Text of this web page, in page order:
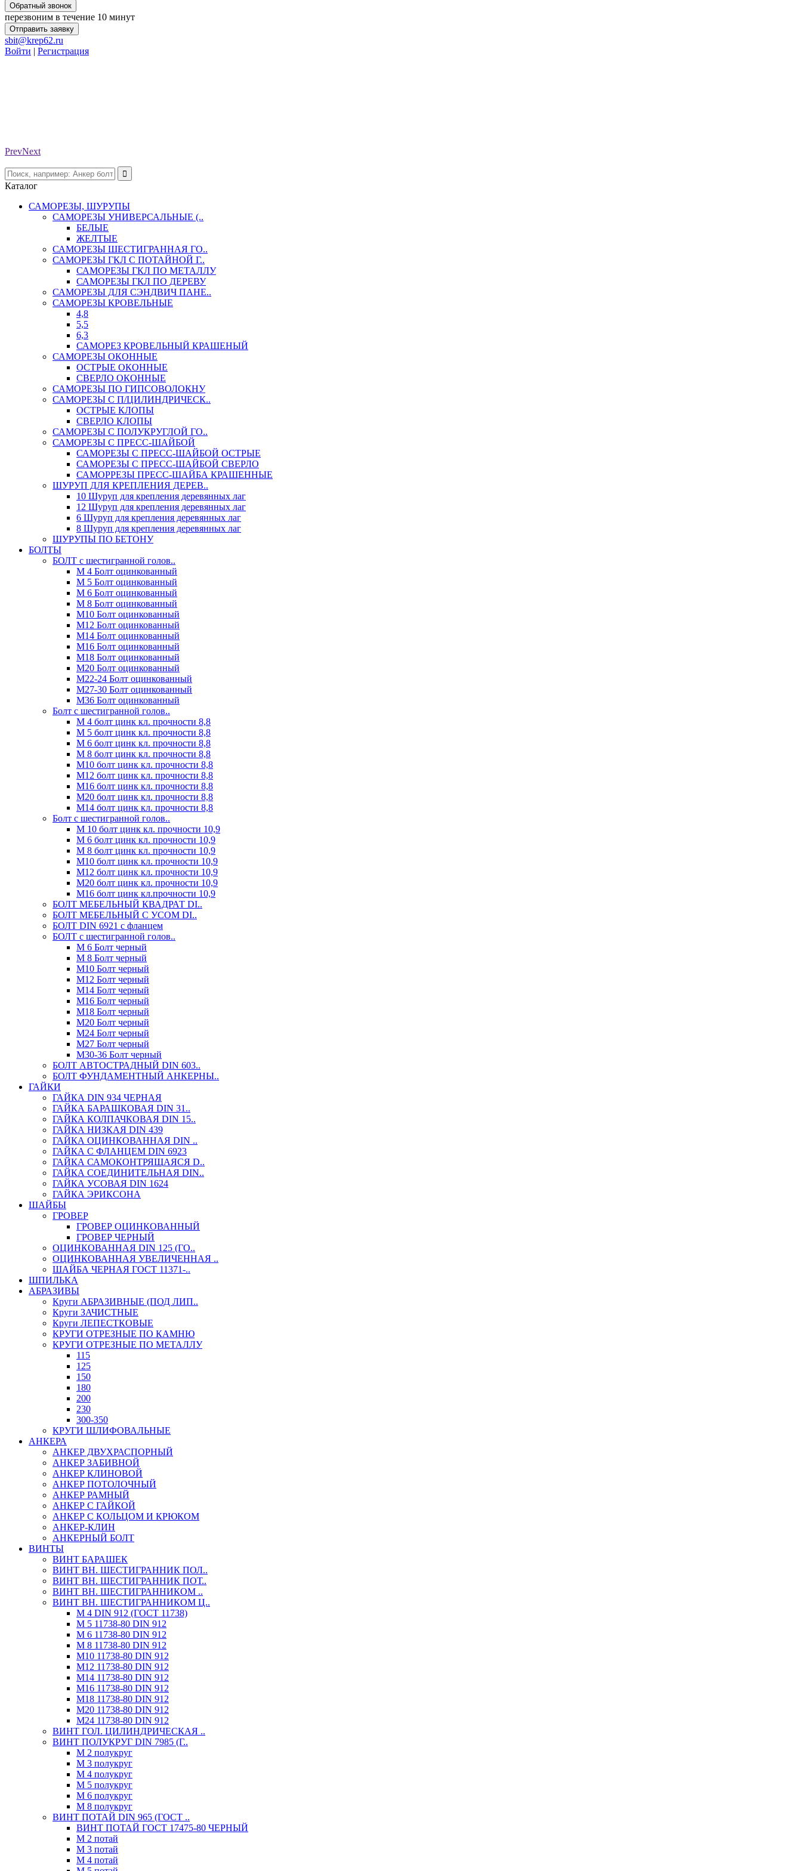
Обратный звонок
перезвоним в течение 10 минут
Отправить заявку
sbit@krep62.ru
Войти | Регистрация
PrevNext
Каталог
САМОРЕЗЫ, ШУРУПЫ
САМОРЕЗЫ УНИВЕРСАЛЬНЫЕ (..
БЕЛЫЕ
ЖЕЛТЫЕ
САМОРЕЗЫ ШЕСТИГРАННАЯ ГО..
САМОРЕЗЫ ГКЛ С ПОТАЙНОЙ Г..
САМОРЕЗЫ ГКЛ ПО МЕТАЛЛУ
САМОРЕЗЫ ГКЛ ПО ДЕРЕВУ
САМОРЕЗЫ ДЛЯ СЭНДВИЧ ПАНЕ..
САМОРЕЗЫ КРОВЕЛЬНЫЕ
4,8
5,5
6,3
САМОРЕЗ КРОВЕЛЬНЫЙ КРАШЕНЫЙ
САМОРЕЗЫ ОКОННЫЕ
ОСТРЫЕ ОКОННЫЕ
СВЕРЛО ОКОННЫЕ
САМОРЕЗЫ ПО ГИПСОВОЛОКНУ
САМОРЕЗЫ С П/ЦИЛИНДРИЧЕСК..
ОСТРЫЕ КЛОПЫ
СВЕРЛО КЛОПЫ
САМОРЕЗЫ С ПОЛУКРУГЛОЙ ГО..
САМОРЕЗЫ С ПРЕСС-ШАЙБОЙ
САМОРЕЗЫ С ПРЕСС-ШАЙБОЙ ОСТРЫЕ
САМОРЕЗЫ С ПРЕСС-ШАЙБОЙ СВЕРЛО
САМОРРЕЗЫ ПРЕСС-ШАЙБА КРАШЕННЫЕ
ШУРУП ДЛЯ КРЕПЛЕНИЯ ДЕРЕВ..
10 Шуруп для крепления деревянных лаг
12 Шуруп для крепления деревянных лаг
6 Шуруп для крепления деревянных лаг
8 Шуруп для крепления деревянных лаг
ШУРУПЫ ПО БЕТОНУ
БОЛТЫ
БОЛТ с шестигранной голов..
М 4 Болт оцинкованный
М 5 Болт оцинкованный
М 6 Болт оцинкованный
М 8 Болт оцинкованный
М10 Болт оцинкованный
М12 Болт оцинкованный
М14 Болт оцинкованный
М16 Болт оцинкованный
М18 Болт оцинкованный
М20 Болт оцинкованный
М22-24 Болт оцинкованный
М27-30 Болт оцинкованный
М36 Болт оцинкованный
Болт с шестигранной голов..
М 4 болт цинк кл. прочности 8,8
М 5 болт цинк кл. прочности 8,8
М 6 болт цинк кл. прочности 8,8
М 8 болт цинк кл. прочности 8,8
М10 болт цинк кл. прочности 8,8
М12 болт цинк кл. прочности 8,8
М16 болт цинк кл. прочности 8,8
М20 болт цинк кл. прочности 8,8
М14 болт цинк кл. прочности 8,8
Болт с шестигранной голов..
М 10 болт цинк кл. прочности 10,9
М 6 болт цинк кл. прочности 10,9
М 8 болт цинк кл. прочности 10,9
М10 болт цинк кл. прочности 10,9
М12 болт цинк кл. прочности 10,9
М20 болт цинк кл. прочности 10,9
М16 болт цинк кл.прочности 10,9
БОЛТ МЕБЕЛЬНЫЙ КВАДРАТ DI..
БОЛТ МЕБЕЛЬНЫЙ С УСОМ DI..
БОЛТ DIN 6921 c фланцем
БОЛТ с шестигранной голов..
М 6 Болт черный
М 8 Болт черный
М10 Болт черный
М12 Болт черный
М14 Болт черный
М16 Болт черный
М18 Болт черный
М20 Болт черный
М24 Болт черный
М27 Болт черный
М30-36 Болт черный
БОЛТ АВТОСТРАДНЫЙ DIN 603..
БОЛТ ФУНДАМЕНТНЫЙ АНКЕРНЫ..
ГАЙКИ
ГАЙКА DIN 934 ЧЕРНАЯ
ГАЙКА БАРАШКОВАЯ DIN 31..
ГАЙКА КОЛПАЧКОВАЯ DIN 15..
ГАЙКА НИЗКАЯ DIN 439
ГАЙКА ОЦИНКОВАННАЯ DIN ..
ГАЙКА С ФЛАНЦЕМ DIN 6923
ГАЙКА САМОКОНТРЯЩАЯСЯ D..
ГАЙКА СОЕДИНИТЕЛЬНАЯ DIN..
ГАЙКА УСОВАЯ DIN 1624
ГАЙКА ЭРИКСОНА
ШАЙБЫ
ГРОВЕР
ГРОВЕР ОЦИНКОВАННЫЙ
ГРОВЕР ЧЕРНЫЙ
ОЦИНКОВАННАЯ DIN 125 (ГО..
ОЦИНКОВАННАЯ УВЕЛИЧЕННАЯ ..
ШАЙБА ЧЕРНАЯ ГОСТ 11371-..
ШПИЛЬКА
АБРАЗИВЫ
Круги АБРАЗИВНЫЕ (ПОД ЛИП..
Круги ЗАЧИСТНЫЕ
Круги ЛЕПЕСТКОВЫЕ
КРУГИ ОТРЕЗНЫЕ ПО КАМНЮ
КРУГИ ОТРЕЗНЫЕ ПО МЕТАЛЛУ
115
125
150
180
200
230
300-350
КРУГИ ШЛИФОВАЛЬНЫЕ
АНКЕРА
АНКЕР ДВУХРАСПОРНЫЙ
АНКЕР ЗАБИВНОЙ
АНКЕР КЛИНОВОЙ
АНКЕР ПОТОЛОЧНЫЙ
АНКЕР РАМНЫЙ
АНКЕР С ГАЙКОЙ
АНКЕР С КОЛЬЦОМ И КРЮКОМ
АНКЕР-КЛИН
АНКЕРНЫЙ БОЛТ
ВИНТЫ
ВИНТ БАРАШЕК
ВИНТ ВН. ШЕСТИГРАННИК ПОЛ..
ВИНТ ВН. ШЕСТИГРАННИК ПОТ..
ВИНТ ВН. ШЕСТИГРАННИКОМ ..
ВИНТ ВН. ШЕСТИГРАННИКОМ Ц..
М 4 DIN 912 (ГОСТ 11738)
М 5 11738-80 DIN 912
М 6 11738-80 DIN 912
М 8 11738-80 DIN 912
М10 11738-80 DIN 912
М12 11738-80 DIN 912
М14 11738-80 DIN 912
М16 11738-80 DIN 912
М18 11738-80 DIN 912
М20 11738-80 DIN 912
М24 11738-80 DIN 912
ВИНТ ГОЛ. ЦИЛИНДРИЧЕСКАЯ ..
ВИНТ ПОЛУКРУГ DIN 7985 (Г..
М 2 полукруг
М 3 полукруг
М 4 полукруг
М 5 полукруг
М 6 полукруг
М 8 полукруг
ВИНТ ПОТАЙ DIN 965 (ГОСТ ..
ВИНТ ПОТАЙ ГОСТ 17475-80 ЧЕРНЫЙ
М 2 потай
М 3 потай
М 4 потай